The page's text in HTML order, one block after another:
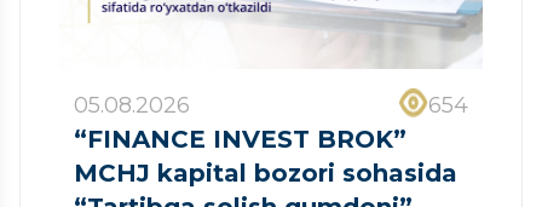
05.08.2026 654
“FINANCE INVEST BROK”
MCHJ kapital bozori sohasida